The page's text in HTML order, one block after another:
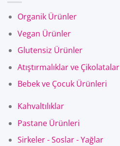
Organik Ürünler
Vegan Ürünler
Glutensiz Ürünler
Atıştırmalıklar ve Çikolatalar
Bebek ve Çocuk Ürünleri
Kahvaltılıklar
Pastane Ürünleri
Sirkeler - Soslar - Yağlar